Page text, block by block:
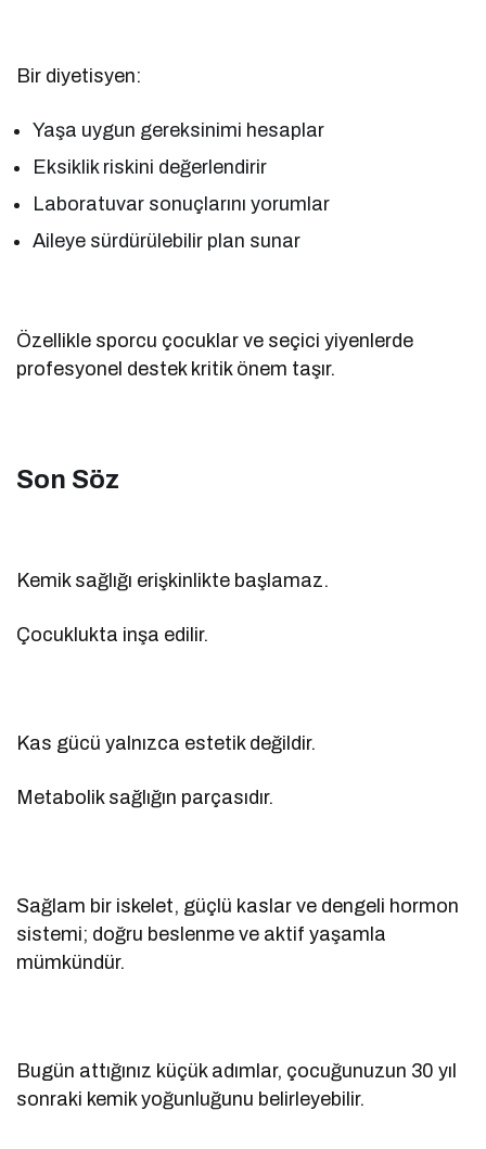
Bir diyetisyen:
Yaşa uygun gereksinimi hesaplar
Eksiklik riskini değerlendirir
Laboratuvar sonuçlarını yorumlar
Aileye sürdürülebilir plan sunar
Özellikle sporcu çocuklar ve seçici yiyenlerde
profesyonel destek kritik önem taşır.
Son Söz
Kemik sağlığı erişkinlikte başlamaz.
Çocuklukta inşa edilir.
Kas gücü yalnızca estetik değildir.
Metabolik sağlığın parçasıdır.
Sağlam bir iskelet, güçlü kaslar ve dengeli hormon
sistemi; doğru beslenme ve aktif yaşamla
mümkündür.
Bugün attığınız küçük adımlar, çocuğunuzun 30 yıl
sonraki kemik yoğunluğunu belirleyebilir.